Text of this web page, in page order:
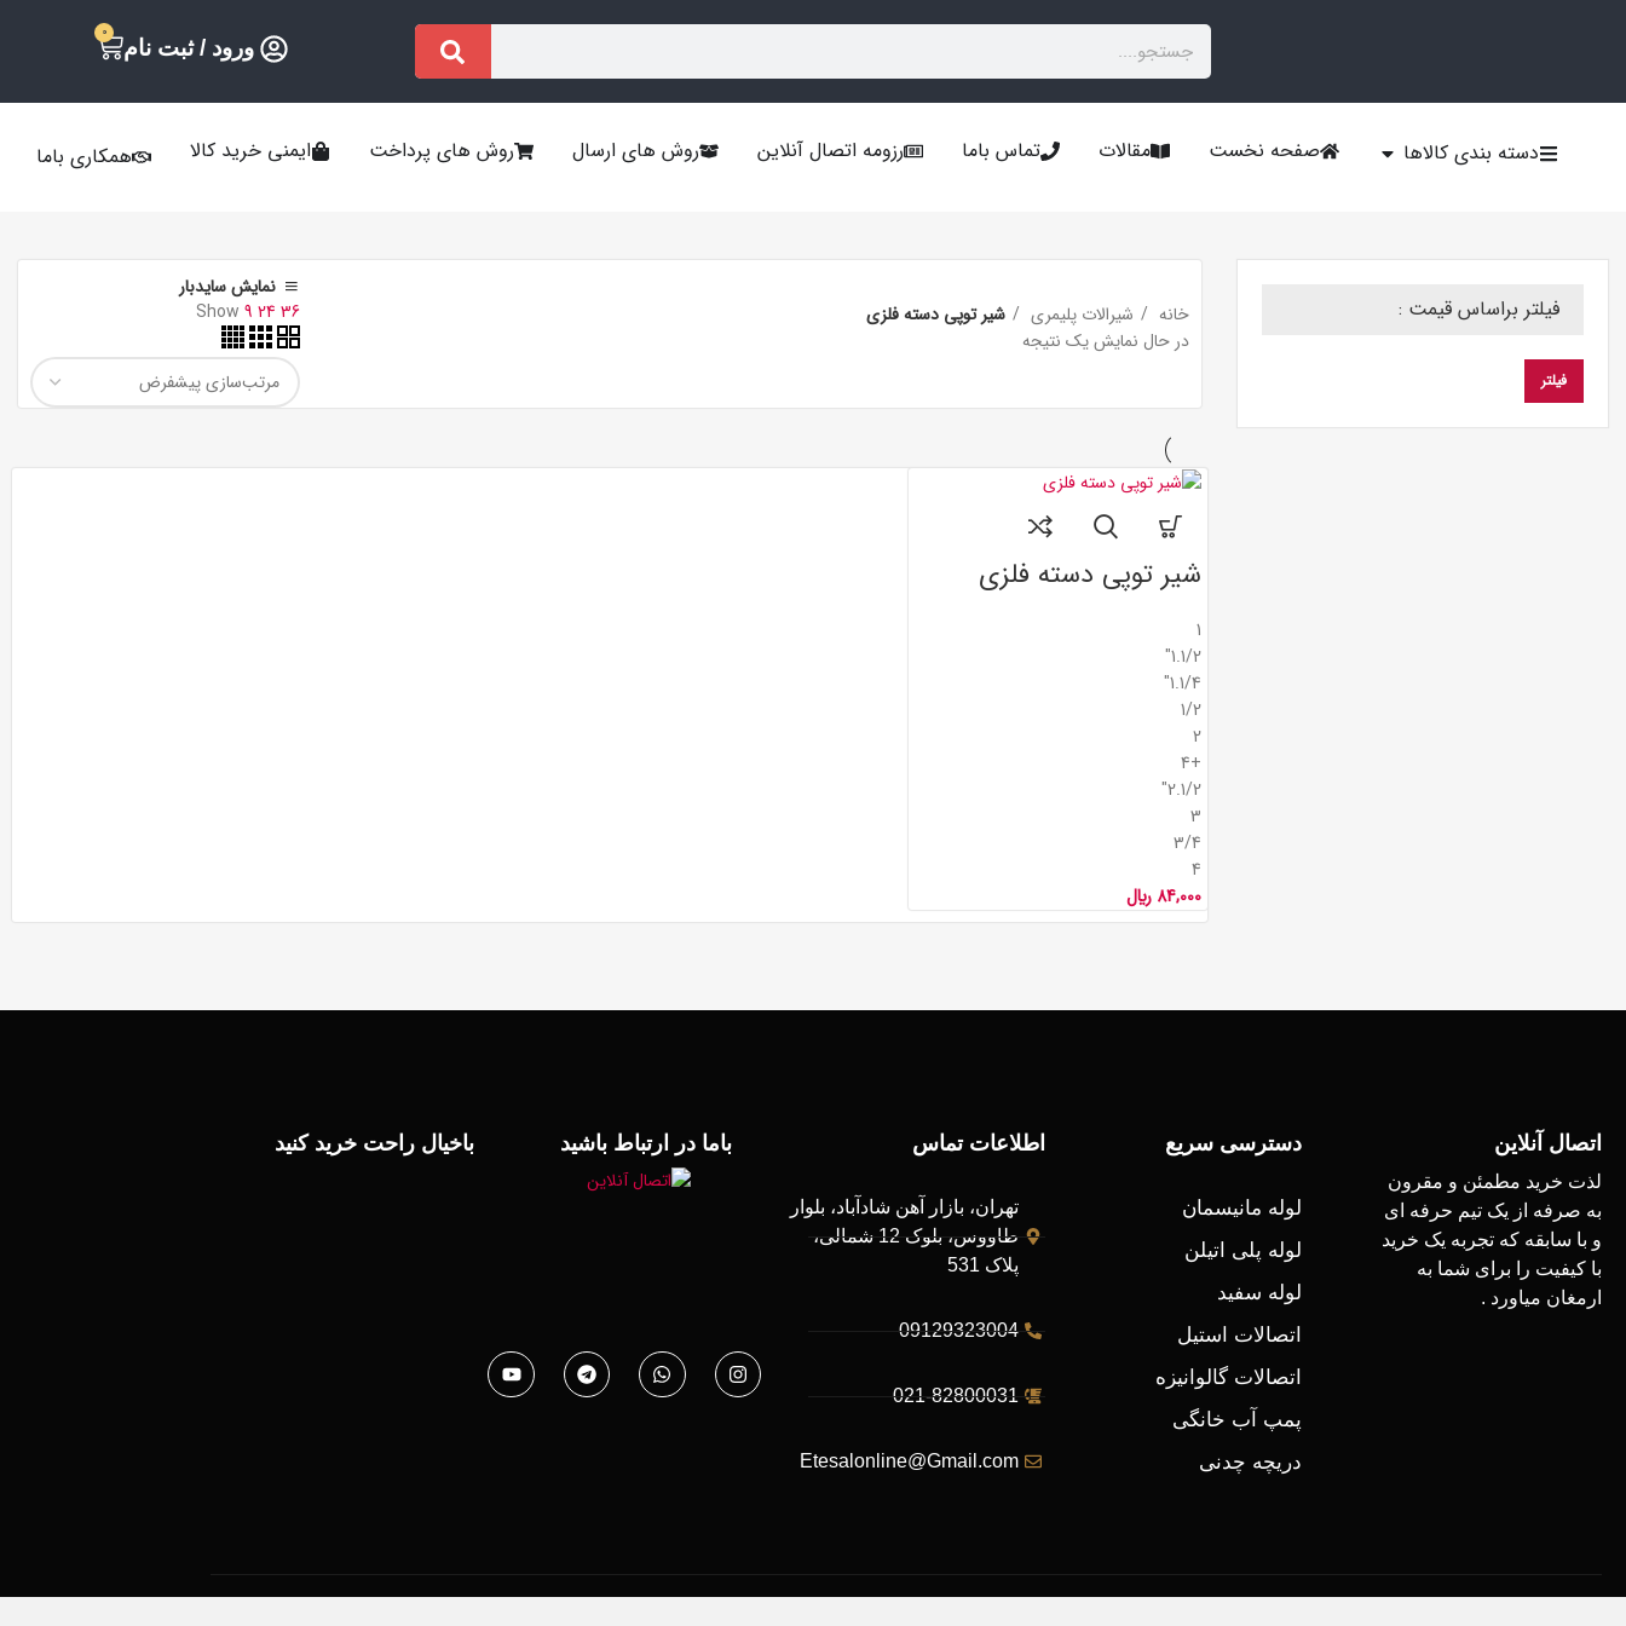
ورود / ثبت نام
0
دسته بندی کالاها صفحه نخست مقالات تماس باما رزومه اتصال آنلاین روش های ارسال روش های پرداخت ایمنی خرید کالا همکاری باما
فیلتر براساس قیمت :
فیلتر
خانه شیرالات پلیمری
شیر توپی دسته فلزی
در حال نمایش یک نتیجه
نمایش سایدبار
Show 9 24 36
شیر توپی دسته فلزی
1
1.1/2"
1.1/4"
1/2
2
+4
2.1/2"
3
3/4
4
84,000 ﷼
اتصال آنلاین
لذت خرید مطمئن و مقرون
به صرفه از یک تیم حرفه ای
و با سابقه که تجربه یک خرید
با کیفیت را برای شما به
ارمغان میاورد .
دسترسی سریع
لوله مانیسمان
لوله پلی اتیلن
لوله سفید
اتصالات استیل
اتصالات گالوانیزه
پمپ آب خانگی
دریچه چدنی
اطلاعات تماس
تهران، بازار آهن شادآباد، بلوار
طاووس، بلوک 12 شمالی،
پلاک 531
09129323004
021-82800031
Etesalonline@Gmail.com
باما در ارتباط باشید باخیال راحت خرید کنید